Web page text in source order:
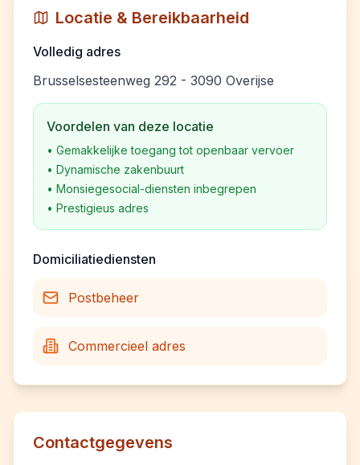
Locatie & Bereikbaarheid
Volledig adres
Brusselsesteenweg 292 - 3090 Overijse
Voordelen van deze locatie
• Gemakkelijke toegang tot openbaar vervoer
• Dynamische zakenbuurt
• Monsiegesocial-diensten inbegrepen
• Prestigieus adres
Domiciliatiediensten
Postbeheer
Commercieel adres
Contactgegevens